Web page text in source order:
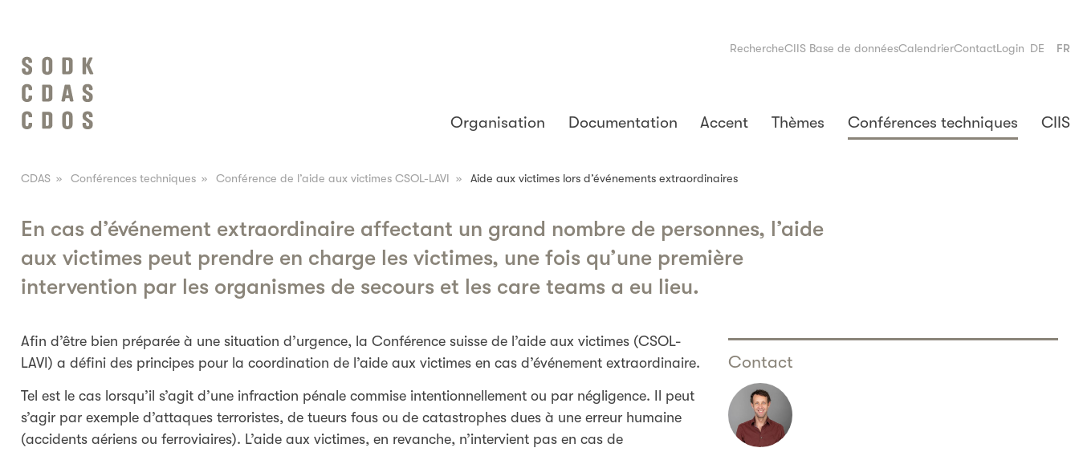
RechercheCIIS Base de donnéesCalendrierContactLogin DE FR
Organisation Documentation Accent Thèmes Conférences techniques CIIS
CDAS » Conférences techniques » Conférence de l’aide aux victimes CSOL-LAVI » Aide aux victimes lors d’événements extraordinaires
En cas d’événement extraordinaire affectant un grand nombre de personnes, l’aide
aux victimes peut prendre en charge les victimes, une fois qu’une première
intervention par les organismes de secours et les care teams a eu lieu.
Afin d’être bien préparée à une situation d’urgence, la Conférence suisse de l’aide aux victimes (CSOL-
LAVI) a défini des principes pour la coordination de l’aide aux victimes en cas d’événement extraordinaire.
Tel est le cas lorsqu’il s’agit d’une infraction pénale commise intentionnellement ou par négligence. Il peut
s’agir par exemple d’attaques terroristes, de tueurs fous ou de catastrophes dues à une erreur humaine
(accidents aériens ou ferroviaires). L’aide aux victimes, en revanche, n’intervient pas en cas de
Contact